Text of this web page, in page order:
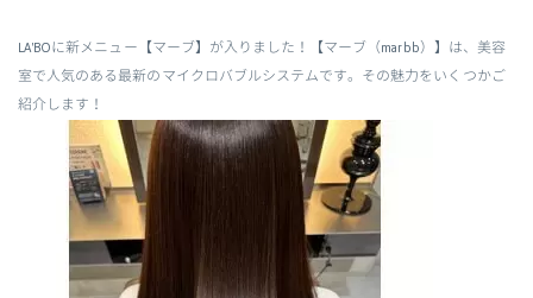
LA'BOに新メニュー【マーブ】が入りました！【マーブ（marbb）】は、美容
室で人気のある最新のマイクロバブルシステムです。その魅力をいくつかご
紹介します！